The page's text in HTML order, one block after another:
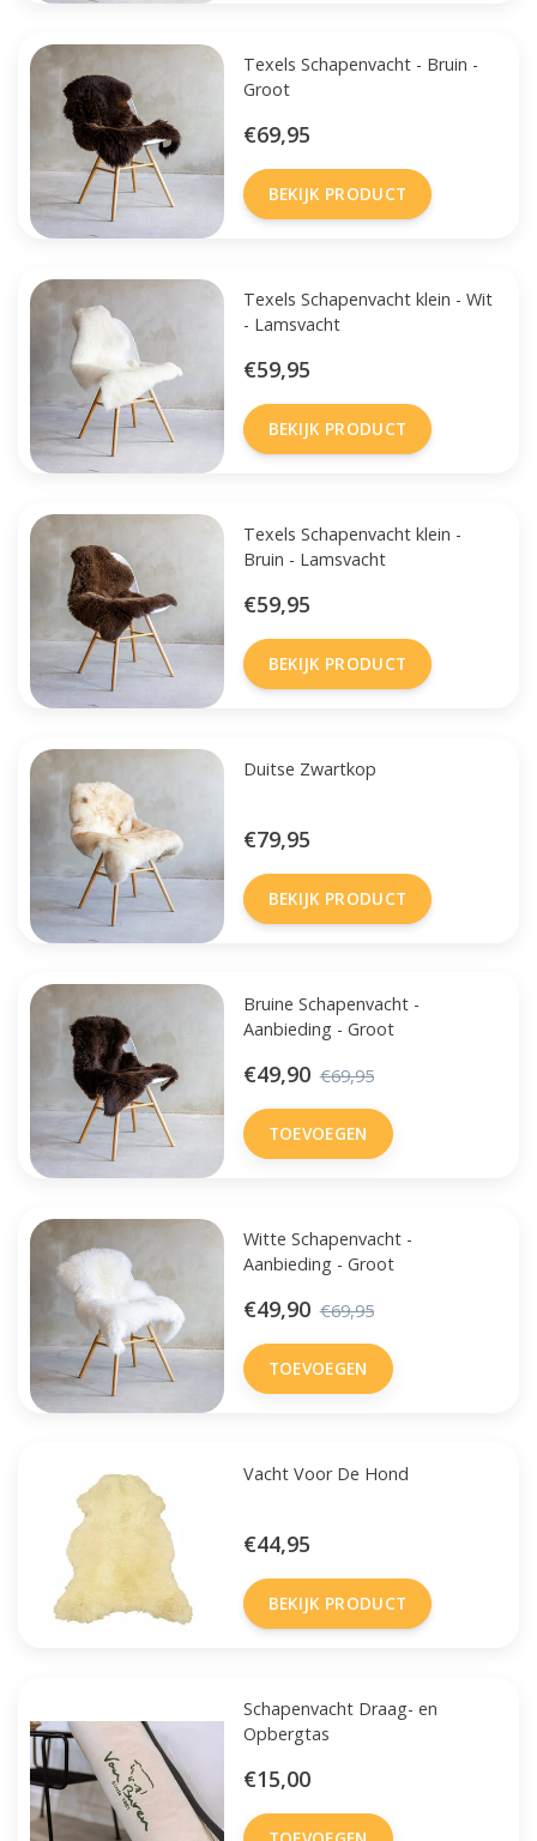
Texels Schapenvacht - Bruin -
Groot
€69,95
BEKIJK PRODUCT
Texels Schapenvacht klein - Wit
- Lamsvacht
€59,95
BEKIJK PRODUCT
Texels Schapenvacht klein -
Bruin - Lamsvacht
€59,95
BEKIJK PRODUCT
Duitse Zwartkop
€79,95
BEKIJK PRODUCT
Bruine Schapenvacht -
Aanbieding - Groot
€49,90 €69,95
TOEVOEGEN
Witte Schapenvacht -
Aanbieding - Groot
€49,90 €69,95
TOEVOEGEN
Vacht Voor De Hond
€44,95
BEKIJK PRODUCT
Schapenvacht Draag- en
Opbergtas
€15,00